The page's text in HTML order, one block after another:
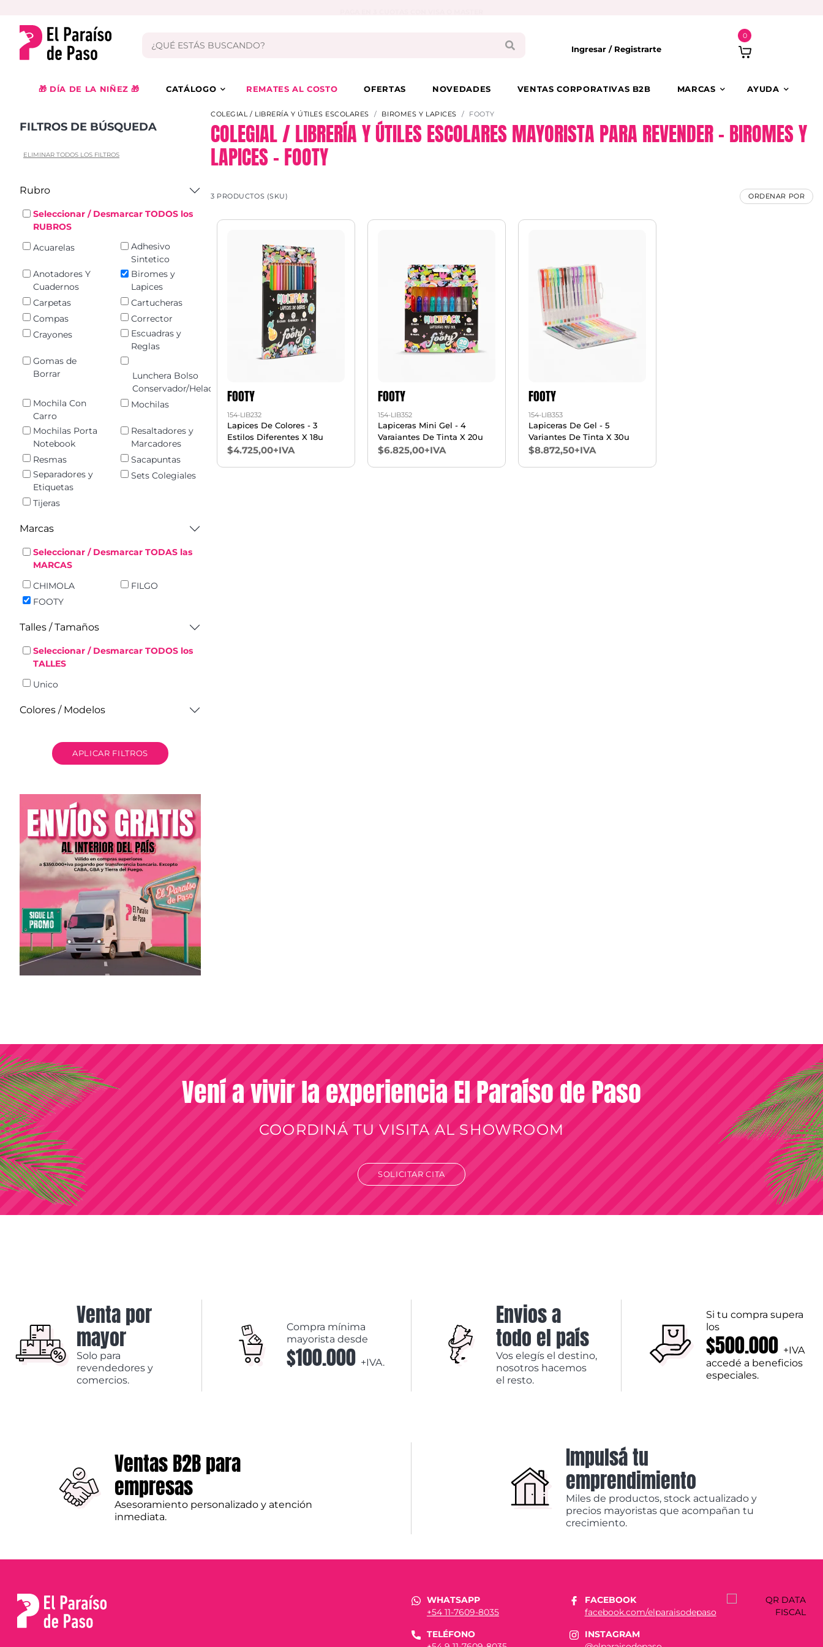
Ingresar / Registrarte
0
🎁 DÍA DE LA NIÑEZ 🎁 CATÁLOGO REMATES AL COSTO OFERTAS NOVEDADES VENTAS CORPORATIVAS B2B MARCAS AYUDA
FILTROS DE BÚSQUEDA
ELIMINAR TODOS LOS FILTROS
Rubro
Seleccionar / Desmarcar TODOS los
RUBROS
Acuarelas
Adhesivo
Sintetico
Anotadores Y
Cuadernos
Biromes y
Lapices
Carpetas
Cartucheras
Compas
Corrector
Crayones
Escuadras y
Reglas
Gomas de
Borrar
Lunchera Bolso
Conservador/Heladerita
Mochila Con
Carro
Mochilas
Mochilas Porta
Notebook
Resaltadores y
Marcadores
Resmas
Sacapuntas
Separadores y
Etiquetas
Sets Colegiales
Tijeras
Marcas
Seleccionar / Desmarcar TODAS las
MARCAS
CHIMOLA
FILGO
FOOTY
Talles / Tamaños
Seleccionar / Desmarcar TODOS los
TALLES
Unico
Colores / Modelos
APLICAR FILTROS
COLEGIAL / LIBRERÍA Y ÚTILES ESCOLARES BIROMES Y LAPICES FOOTY
COLEGIAL / LIBRERÍA Y ÚTILES ESCOLARES MAYORISTA PARA REVENDER – BIROMES Y
LAPICES – FOOTY
3 PRODUCTOS (SKU) ORDENAR POR
FOOTY
154-LIB232
Lapices De Colores - 3
Estilos Diferentes X 18u
$4.725,00+IVA
FOOTY
154-LIB352
Lapiceras Mini Gel - 4
Varaiantes De Tinta X 20u
$6.825,00+IVA
FOOTY
154-LIB353
Lapiceras De Gel - 5
Variantes De Tinta X 30u
$8.872,50+IVA
Vení a vivir la experiencia El Paraíso de Paso
COORDINÁ TU VISITA AL SHOWROOM
SOLICITAR CITA
Venta por
mayor
Solo para
revendedores y
comercios.
Compra mínima
mayorista desde
$100.000 +IVA.
Envios a
todo el país
Vos elegís el destino,
nosotros hacemos
el resto.
Si tu compra supera
los
$500.000 +IVA
accedé a beneficios
especiales.
Ventas B2B para
empresas
Asesoramiento personalizado y atención
inmediata.
Impulsá tu
emprendimiento
Miles de productos, stock actualizado y
precios mayoristas que acompañan tu
crecimiento.
WHATSAPP
+54 11-7609-8035
TELÉFONO
FACEBOOK
facebook.com/elparaisodepaso
INSTAGRAM